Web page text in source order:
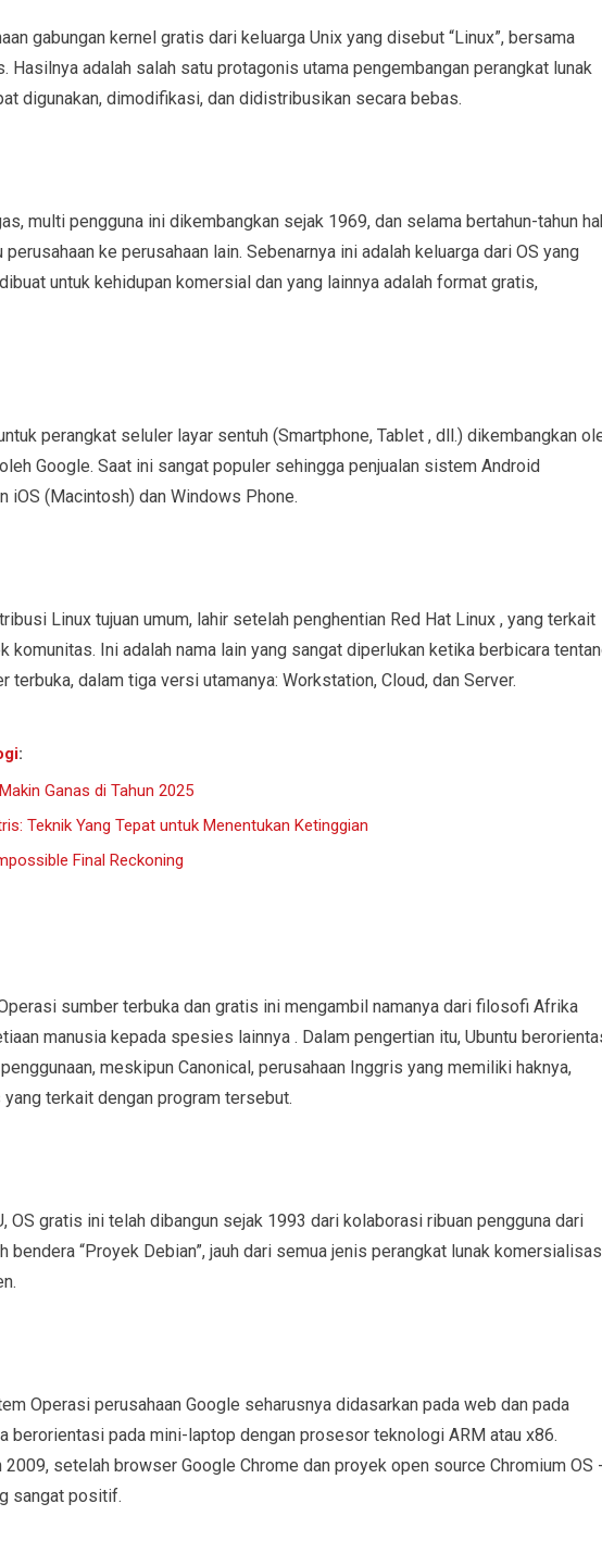
gabungan kernel gratis dari keluarga Unix yang disebut “Linux”, bersama
Hasilnya adalah salah satu protagonis utama pengembangan perangkat lunak
digunakan, dimodifikasi, dan didistribusikan secara bebas.
multi pengguna ini dikembangkan sejak 1969, dan selama bertahun-tahun
ke perusahaan lain. Sebenarnya ini adalah keluarga dari OS yang
untuk kehidupan komersial dan yang lainnya adalah format gratis,
perangkat seluler layar sentuh (Smartphone, Tablet , dll.) dikembangkan
Google. Saat ini sangat populer sehingga penjualan sistem Android
iOS (Macintosh) dan Windows Phone.
Linux tujuan umum, lahir setelah penghentian Red Hat Linux , yang terkait
komunitas. Ini adalah nama lain yang sangat diperlukan ketika berbicara
terbuka, dalam tiga versi utamanya: Workstation, Cloud, dan Server.
:
Ganas di Tahun 2025
Teknik Yang Tepat untuk Menentukan Ketinggian
Final Reckoning
sumber terbuka dan gratis ini mengambil namanya dari filosofi Afrika
manusia kepada spesies lainnya . Dalam pengertian itu, Ubuntu
meskipun Canonical, perusahaan Inggris yang memiliki haknya,
terkait dengan program tersebut.
OS gratis ini telah dibangun sejak 1993 dari kolaborasi ribuan pengguna dari
bendera “Proyek Debian”, jauh dari semua jenis perangkat lunak
Operasi perusahaan Google seharusnya didasarkan pada web dan pada
berorientasi pada mini-laptop dengan prosesor teknologi ARM atau x86.
2009, setelah browser Google Chrome dan proyek open source Chromium OS
sangat positif.